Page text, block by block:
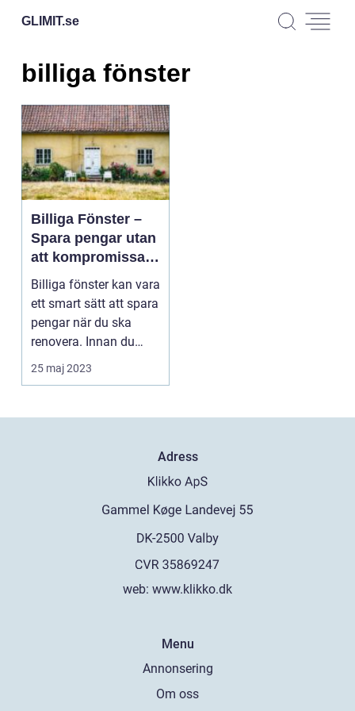
GLIMIT.se
billiga fönster
Billiga Fönster –
Spara pengar utan
att kompromissa
på kvaliteten
Billiga fönster kan vara
ett smart sätt att spara
pengar när du ska
renovera. Innan du
uppdaterar di...
25 maj 2023
Adress
web: www.klikko.dk
Menu
Annonsering
Om oss